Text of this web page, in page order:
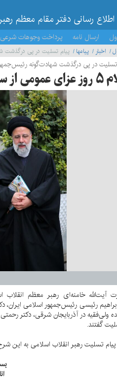
اطلاع رسانی دفتر مقام معظم
ارسال نامه پرداخت وجوهات شرعی
اخبار پيامها
پیام تسلیت در پی درگذشت
تسلیت در پی درگذشت شهادت‌گونه
انقلاب اسلامی
آیت‌الله خامنه‌ای رهبر معظم انقلاب
رئیسی رئیس‌جمهور اسلامی ایران،
ولی‌فقیه در آذربایجان شرقی، دکتر
گفتند.
تسلیت رهبر انقلاب اسلامی به این